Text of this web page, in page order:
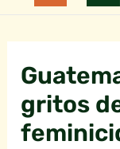
gritos